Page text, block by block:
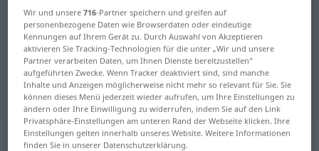
Deutsch-Spanisch Wörterbuch Missetäter
Deutsch-Spanisch Übersetzung für
"Missetäter"
"Missetäter" Spanisch Übersetzung
„Missetäter“: Maskulinum
Wir und unsere716-Partner speichern und greifen auf
personenbezogene Daten wie Browserdaten oder eindeutige
Kennungen auf Ihrem Gerät zu. Durch Auswahl von Akzeptieren
aktivieren Sie Tracking-Technologien für die unter „Wir und unsere
Partner verarbeiten Daten, um Ihnen Dienste bereitzustellen“
aufgeführten Zwecke. Wenn Tracker deaktiviert sind, sind manche
Inhalte und Anzeigen möglicherweise nicht mehr so relevant für Sie. Sie
können dieses Menü jederzeit wieder aufrufen, um Ihre Einstellungen zu
ändern oder Ihre Einwilligung zu widerrufen, indem Sie auf den Link
Privatsphäre-Einstellungen am unteren Rand der Webseite klicken. Ihre
Einstellungen gelten innerhalb unseres Website. Weitere Informationen
finden Sie in unserer Datenschutzerklärung.